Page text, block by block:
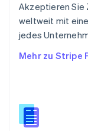
Akzeptieren Sie
weltweit mit
jedes
Mehr zu Stripe
Singapur
English简体中文
Slowakei
Slowenien
English
Spanien